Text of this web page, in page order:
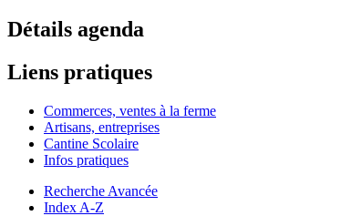
Détails agenda
Liens pratiques
Commerces, ventes à la ferme
Artisans, entreprises
Cantine Scolaire
Infos pratiques
Recherche Avancée
Index A-Z